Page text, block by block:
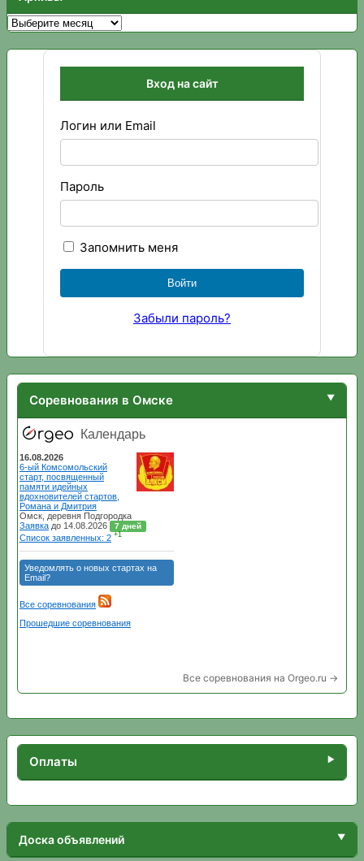
Архивы
Вход на сайт
Логин или Email
Пароль
Запомнить меня
Забыли пароль?
Соревнования в Омске
Все соревнования на Orgeo.ru →
Оплаты
Доска объявлений